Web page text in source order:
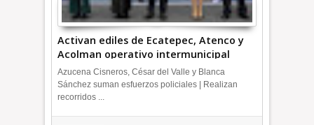
Activan ediles de Ecatepec, Atenco y
Acolman operativo intermunicipal
Azucena Cisneros, César del Valle y Blanca
Sánchez suman esfuerzos policiales | Realizan
recorridos ...